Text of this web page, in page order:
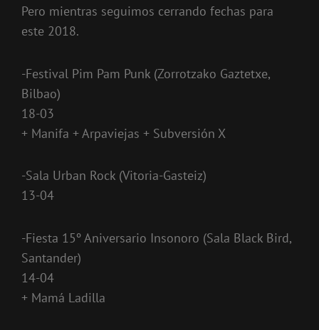
Pero mientras seguimos cerrando fechas para
este 2018.
-Festival Pim Pam Punk (Zorrotzako Gaztetxe,
Bilbao)
18-03
+ Manifa + Arpaviejas + Subversión X
-Sala Urban Rock (Vitoria-Gasteiz)
13-04
-Fiesta 15º Aniversario Insonoro (Sala Black Bird,
Santander)
14-04
+ Mamá Ladilla